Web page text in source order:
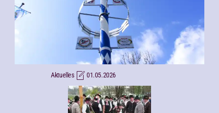
Aktuelles 01.05.2026